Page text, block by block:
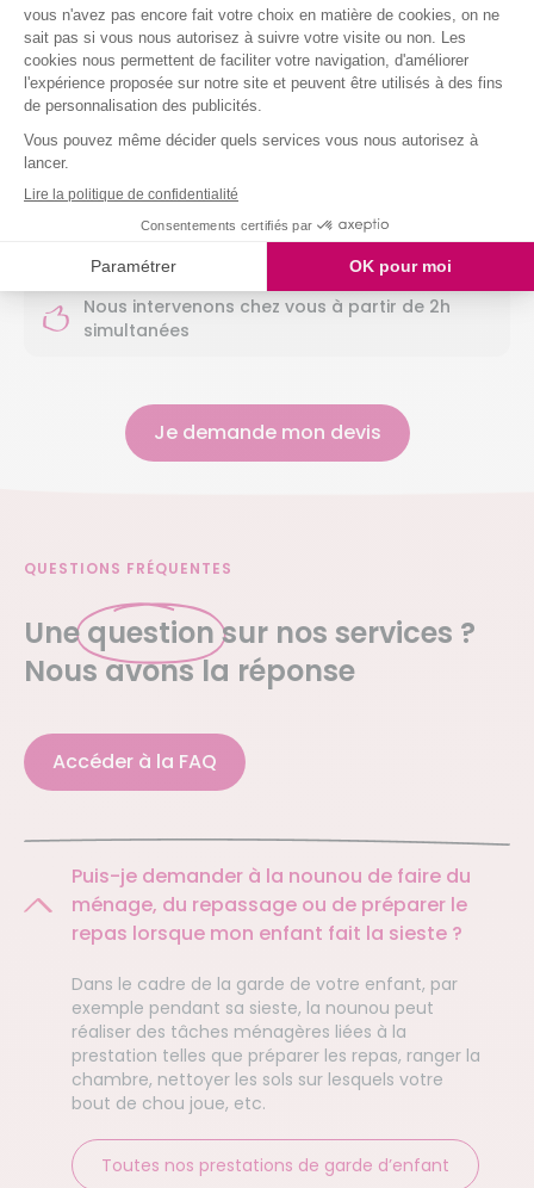
Nettoyer vos sols (carrelage, parquet,
moquette, etc.)
Entretenir votre salle de bain
Entretenir vos sanitaires
Nettoyer vos vitres
Laver votre vaisselle
Et même arroser vos plantes !
Nous intervenons chez vous à partir de 2h
simultanées
Je demande mon devis
QUESTIONS FRÉQUENTES
Une question sur nos services ?
Nous avons la réponse
Accéder à la FAQ
Puis-je demander à la nounou de faire du
ménage, du repassage ou de préparer le
repas lorsque mon enfant fait la sieste ?
Dans le cadre de la garde de votre enfant, par
exemple pendant sa sieste, la nounou peut
réaliser des tâches ménagères liées à la
prestation telles que préparer les repas, ranger la
chambre, nettoyer les sols sur lesquels votre
bout de chou joue, etc.
Toutes nos prestations de garde d’enfant